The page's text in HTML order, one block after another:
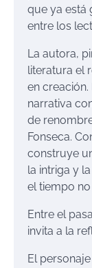
que ya está
entre los
La autora,
literatura el
en
narrativa
de
Fonseca.
construye
la intriga y
el tiempo
Entre el
invita a la
El